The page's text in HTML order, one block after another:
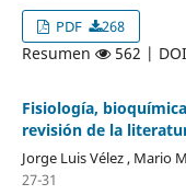
PDF
268
Resumen 562 | DOI
Fisiología,
revisión de la
Jorge Luis Vélez , Mario
27-31